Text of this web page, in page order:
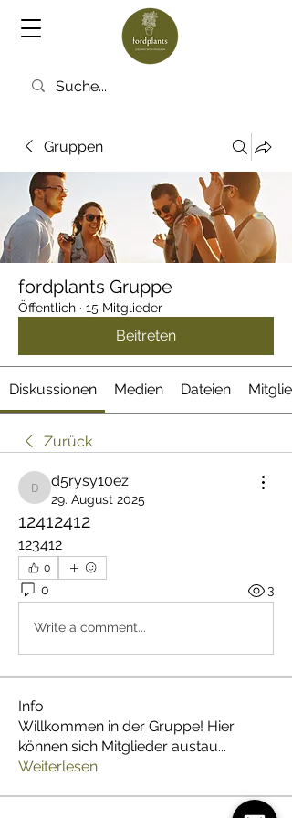
Gruppen
fordplants Gruppe
Öffentlich · 15 Mitglieder
Beitreten
Diskussionen Medien Dateien
Zurück
d5rysy10ez
d5rysy10ez
29. August 2025
12412412
123412
0
0 3
Write a comment...
Info
Willkommen in der Gruppe! Hier
können sich Mitglieder austau...
Weiterlesen